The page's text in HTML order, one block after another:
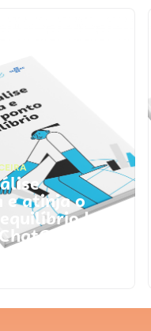
e atinja o
equilíbrio |